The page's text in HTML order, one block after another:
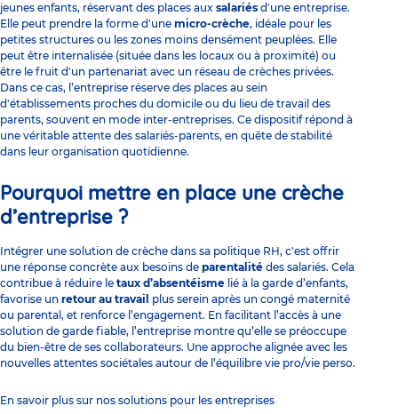
jeunes enfants, réservant des places aux salariés d'une entreprise.
Elle peut prendre la forme d'une micro-crèche, idéale pour les
petites structures ou les zones moins densément peuplées. Elle
peut être internalisée (située dans les locaux ou à proximité) ou
être le fruit d'un partenariat avec un réseau de crèches privées.
Dans ce cas, l’entreprise réserve des places au sein
d'établissements proches du domicile ou du lieu de travail des
parents, souvent en mode inter-entreprises. Ce dispositif répond à
une véritable attente des salariés-parents, en quête de stabilité
dans leur organisation quotidienne.
Pourquoi mettre en place une crèche
d’entreprise ?
Intégrer une solution de crèche dans sa politique RH, c'est offrir
une réponse concrète aux besoins de parentalité des salariés. Cela
contribue à réduire le taux d’absentéisme lié à la garde d’enfants,
favorise un retour au travail plus serein après un congé maternité
ou parental, et renforce l’engagement. En facilitant l’accès à une
solution de garde fiable, l’entreprise montre qu’elle se préoccupe
du bien-être de ses collaborateurs. Une approche alignée avec les
nouvelles attentes sociétales autour de l’équilibre vie pro/vie perso.
En savoir plus sur nos solutions pour les entreprises